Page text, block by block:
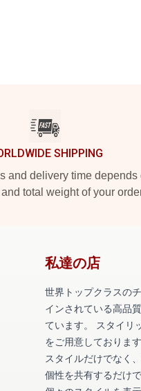
SHIPPING
and delivery time depends
total weight of your
私達の店
世界トップクラスの
インされている高品
ています。 スタイリ
をご用意しておりま
スタイルだけでなく
個性を共有するだけ